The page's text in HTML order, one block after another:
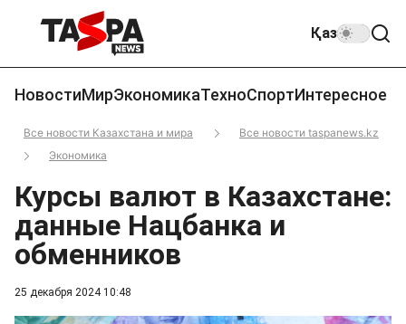
Қаз
НовостиМирЭкономикаТехноСпортИнтересное
Все новости Казахстана и мира
Все новости taspanews.kz
Экономика
25 декабря 2024 10:48
Курсы валют в Казахстане:
данные Нацбанка и
обменников